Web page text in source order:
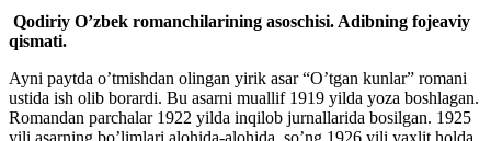
Qodiriy O’zbek romanchilarining asoschisi. Adibning fojeaviy
qismati.
Ayni paytda o’tmishdan olingan yirik asar “O’tgan kunlar” romani
ustida ish olib borardi. Bu asarni muallif 1919 yilda yoza boshlagan.
Romandan parchalar 1922 yilda inqilob jurnallarida bosilgan. 1925
yili asarning bo’limlari alohida-alohida, so’ng 1926 yili yaxlit holda